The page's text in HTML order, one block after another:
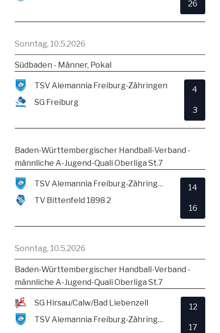
26
Sonntag, 10.5.2026
Südbaden - Männer, Pokal
TSV Alemannia Freiburg-Zähringen
SG Freiburg
4
3
Baden-Württembergischer Handball-Verband -
männliche A-Jugend-Quali Oberliga St.7
TSV Alemannia Freiburg-Zähringen
TV Bittenfeld 1898 2
14
16
Sonntag, 10.5.2026
Baden-Württembergischer Handball-Verband -
männliche A-Jugend-Quali Oberliga St.7
SG Hirsau/Calw/Bad Liebenzell
TSV Alemannia Freiburg-Zähringen
12
17